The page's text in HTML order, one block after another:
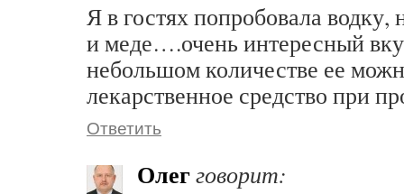
Я в гостях попробовала
и меде….очень интересный
небольшом количестве ее
лекарственное средство при
Ответить
Олегговорит: